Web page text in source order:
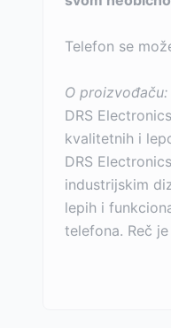
Telefon se
O proizvođaču:
DRS
kvalitetnih i
DRS
industrijskim
lepih i
telefona. Reč